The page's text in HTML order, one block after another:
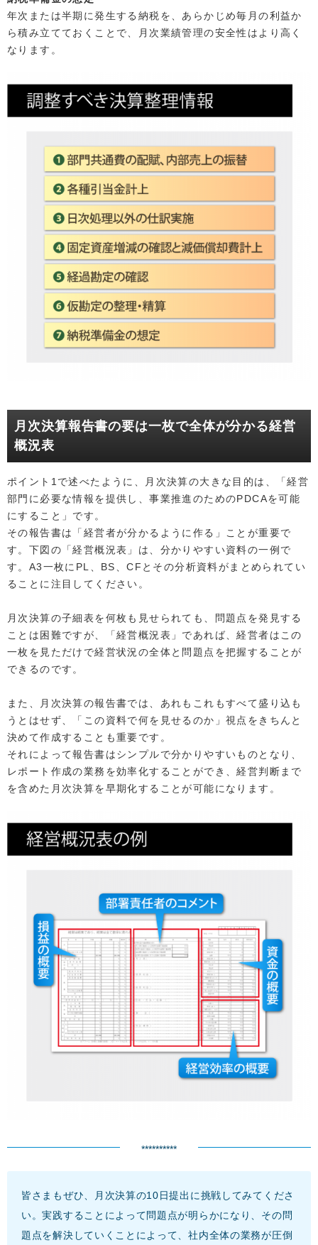
年次または半期に発生する納税を、あらかじめ毎月の利益か
ら積み立てておくことで、月次業績管理の安全性はより高く
なります。
月次決算報告書の要は一枚で全体が分かる経営
概況表
ポイント1で述べたように、月次決算の大きな目的は、「経営
部門に必要な情報を提供し、事業推進のためのPDCAを可能
にすること」です。
その報告書は「経営者が分かるように作る」ことが重要で
す。下図の「経営概況表」は、分かりやすい資料の一例で
す。A3一枚にPL、BS、CFとその分析資料がまとめられてい
ることに注目してください。
月次決算の子細表を何枚も見せられても、問題点を発見する
ことは困難ですが、「経営概況表」であれば、経営者はこの
一枚を見ただけで経営状況の全体と問題点を把握することが
できるのです。
また、月次決算の報告書では、あれもこれもすべて盛り込も
うとはせず、「この資料で何を見せるのか」視点をきちんと
決めて作成することも重要です。
それによって報告書はシンプルで分かりやすいものとなり、
レポート作成の業務を効率化することができ、経営判断まで
を含めた月次決算を早期化することが可能になります。
**********
皆さまもぜひ、月次決算の10日提出に挑戦してみてくださ
い。実践することによって問題点が明らかになり、その問
題点を解決していくことによって、社内全体の業務が圧倒